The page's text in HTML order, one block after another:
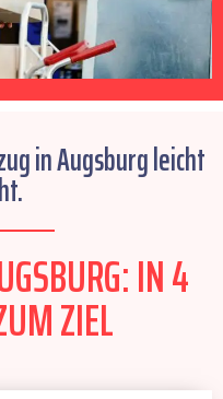
in Augsburg leicht
IN 4
ZIEL